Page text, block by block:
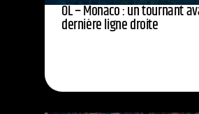
OL – Monaco : un tournant
dernière ligne droite